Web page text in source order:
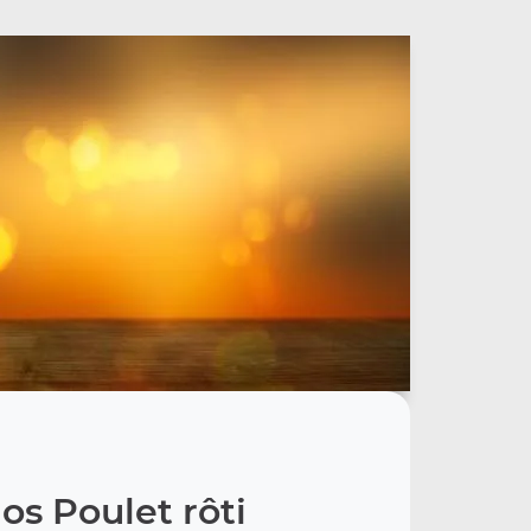
Poulet rôti